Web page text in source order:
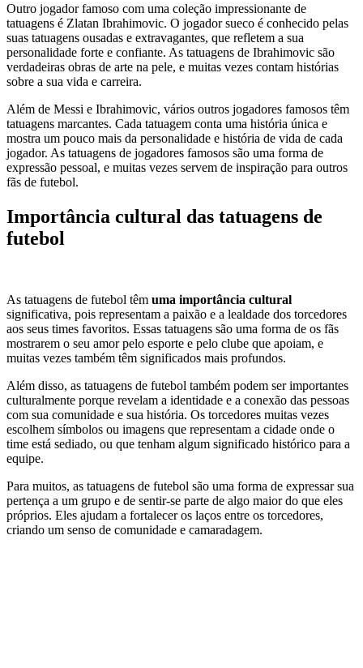
Outro jogador famoso com uma coleção impressionante de
tatuagens é Zlatan Ibrahimovic. O jogador sueco é conhecido pelas
suas tatuagens ousadas e extravagantes, que refletem a sua
personalidade forte e confiante. As tatuagens de Ibrahimovic são
verdadeiras obras de arte na pele, e muitas vezes contam histórias
sobre a sua vida e carreira.
Além de Messi e Ibrahimovic, vários outros jogadores famosos têm
tatuagens marcantes. Cada tatuagem conta uma história única e
mostra um pouco mais da personalidade e história de vida de cada
jogador. As tatuagens de jogadores famosos são uma forma de
expressão pessoal, e muitas vezes servem de inspiração para outros
fãs de futebol.
Importância cultural das tatuagens de
futebol
As tatuagens de futebol têm uma importância cultural
significativa, pois representam a paixão e a lealdade dos torcedores
aos seus times favoritos. Essas tatuagens são uma forma de os fãs
mostrarem o seu amor pelo esporte e pelo clube que apoiam, e
muitas vezes também têm significados mais profundos.
Além disso, as tatuagens de futebol também podem ser importantes
culturalmente porque revelam a identidade e a conexão das pessoas
com sua comunidade e sua história. Os torcedores muitas vezes
escolhem símbolos ou imagens que representam a cidade onde o
time está sediado, ou que tenham algum significado histórico para a
equipe.
Para muitos, as tatuagens de futebol são uma forma de expressar sua
pertença a um grupo e de sentir-se parte de algo maior do que eles
próprios. Eles ajudam a fortalecer os laços entre os torcedores,
criando um senso de comunidade e camaradagem.